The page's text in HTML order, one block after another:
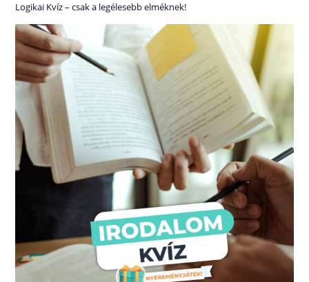
Logikai Kvíz – csak a legélesebb elméknek!